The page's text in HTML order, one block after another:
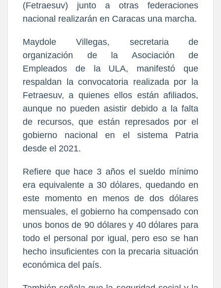
(Fetraesuv) junto a otras federaciones
nacional realizarán en Caracas una marcha.
Maydole Villegas, secretaria de
organización de la Asociación de
Empleados de la ULA, manifestó que
respaldan la convocatoria realizada por la
Fetraesuv, a quienes ellos están afiliados,
aunque no pueden asistir debido a la falta
de recursos, que están represados por el
gobierno nacional en el sistema Patria
desde el 2021.
Refiere que hace 3 años el sueldo mínimo
era equivalente a 30 dólares, quedando en
este momento en menos de dos dólares
mensuales, el gobierno ha compensado con
unos bonos de 90 dólares y 40 dólares para
todo el personal por igual, pero eso se han
hecho insuficientes con la precaria situación
económica del país.